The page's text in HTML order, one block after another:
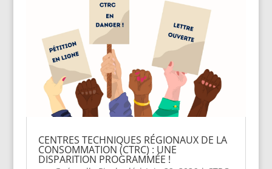
CENTRES TECHNIQUES RÉGIONAUX DE LA
CONSOMMATION (CTRC) : UNE
DISPARITION PROGRAMMÉE !